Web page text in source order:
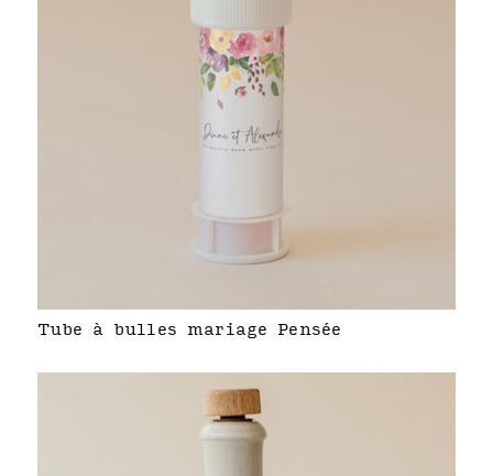
Tube à bulles mariage Pensée